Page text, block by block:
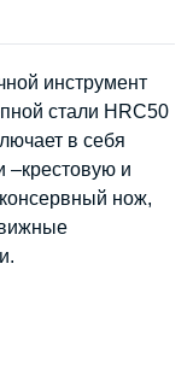
инструмент
стали HRC50
в себя
–крестовую и
нож,